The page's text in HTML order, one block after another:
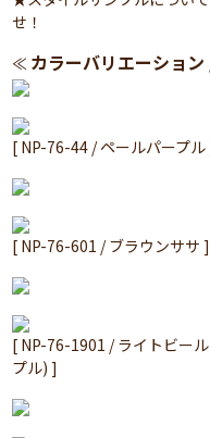
せ！
≪ カラーバリエーショ
[ NP-76-44 / ペールパープル
[ NP-76-601 / ブラウンササ ]
[ NP-76-1901 / ライトビ
プル) ]